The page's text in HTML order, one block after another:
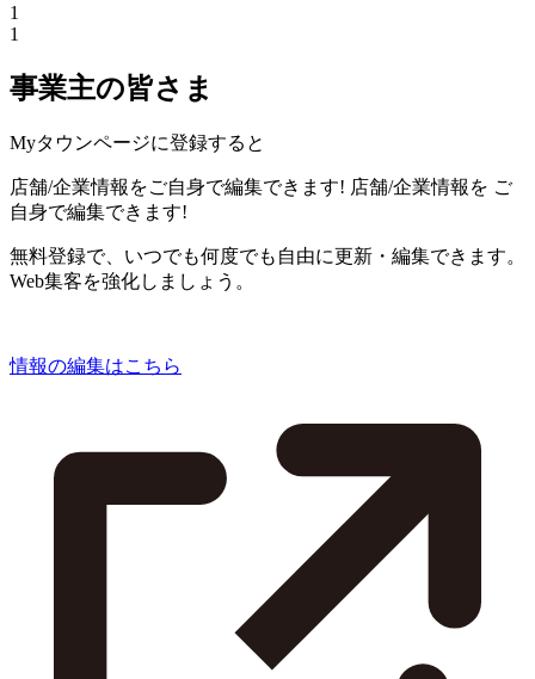
1
1
事業主の皆さま
Myタウンページに登録すると
店舗/企業情報をご自身で編集できます! 店舗/企業情報を ご
自身で編集できます!
無料登録で、いつでも何度でも自由に更新・編集できます。
Web集客を強化しましょう。
情報の編集はこちら